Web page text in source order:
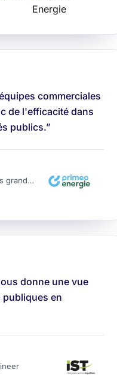
commerciales
de l'efficacité dans
publics.”
Responsable des ventes grands comptes
donne une vue
en